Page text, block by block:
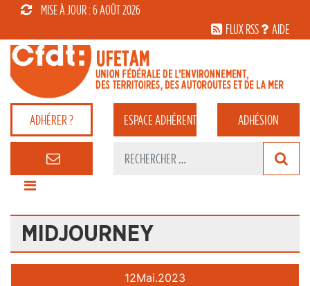
MISE À JOUR : 6 AOÛT 2026
FLUX RSS
AIDE
ADHÉRER ? ESPACEADHÉRENT ADHÉSION
MIDJOURNEY
12Mai.2023